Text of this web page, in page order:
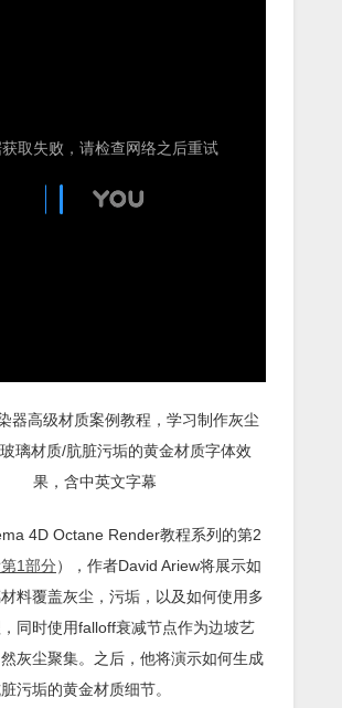
器高级材质案例教程，学习制作灰尘
璃材质/肮脏污垢的黄金材质字体效
果，含中英文字幕
4D Octane Render教程系列的第2
1部分），作者David Ariew将展示如
料覆盖灰尘，污垢，以及如何使用多
同时使用falloff衰减节点作为边坡艺
灰尘聚集。之后，他将演示如何生成
污垢的黄金材质细节。